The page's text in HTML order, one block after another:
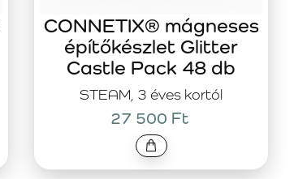
STEAM, 3 éves kortól
CONNETIX® mágneses
építőkészlet Glitter
Castle Pack 48 db
27 500 Ft